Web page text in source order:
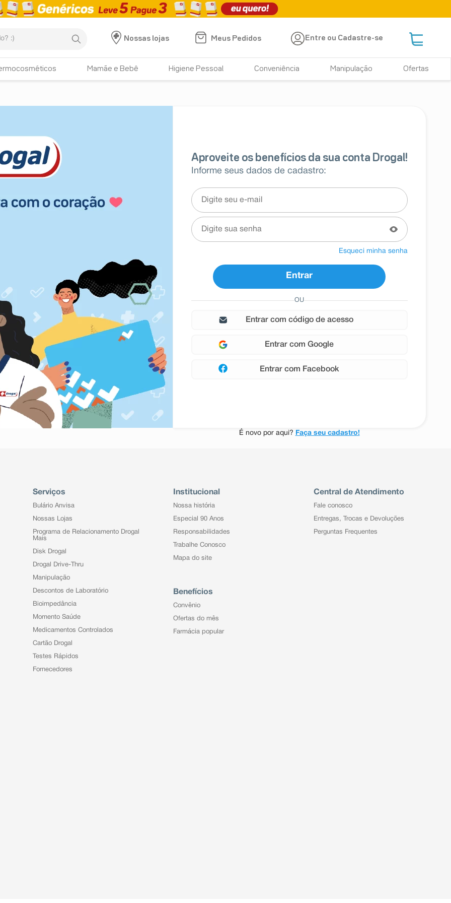
Nossas lojas
Meus Pedidos Entre ou Cadastre-se
Mamãe e Bebê Higiene Pessoal Conveniência Manipulação Ofertas
OU
entrar com Google
entrar com Facebook
Informe seus dados de cadastro:
Esqueci minha senha
Entrar
Serviços
Bulário Anvisa
Nossas Lojas
Programa de Relacionamento Drogal
Mais
Disk Drogal
Drogal Drive-Thru
Manipulação
Descontos de Laboratório
Bioimpedância
Momento Saúde
Medicamentos Controlados
Cartão Drogal
Testes Rápidos
Fornecedores
Institucional
Nossa história
Especial 90 Anos
Responsabilidades
Trabalhe Conosco
Mapa do site
Benefícios
Convênio
Ofertas do mês
Farmácia popular
Central de Atendimento
Fale conosco
Entregas, Trocas e Devoluções
Perguntas Frequentes